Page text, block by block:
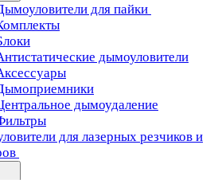
для пайки
дымоуловители
дымоудаление
для лазерных резчиков и